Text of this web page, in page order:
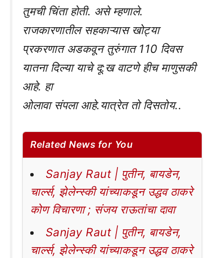
तुमची चिंता होती. असे म्हणाले.
राजकारणातील सहकाऱ्यास खोट्या
प्रकरणात अडकवून तुरुंगात 110 दिवस
यातना दिल्या याचे दू:ख वाटणे हीच माणुसकी
आहे. हा
ओलावा संपला आहे.यात्रेत तो दिसतोय..
Related News for You
Sanjay Raut | पुतीन, बायडेन,
चार्ल्स, झेलेन्स्की यांच्याकडून उद्धव ठाकरे
कोण विचारणा ; संजय राऊतांचा दावा
Sanjay Raut | पुतीन, बायडेन,
चार्ल्स, झेलेन्स्की यांच्याकडून उद्धव ठाकरे